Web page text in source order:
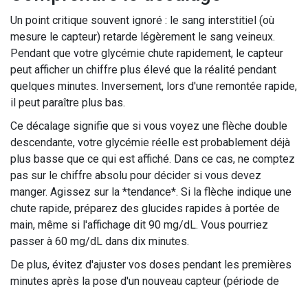
Un point critique souvent ignoré : le sang interstitiel (où
mesure le capteur) retarde légèrement le sang veineux.
Pendant que votre glycémie chute rapidement, le capteur
peut afficher un chiffre plus élevé que la réalité pendant
quelques minutes. Inversement, lors d'une remontée rapide,
il peut paraître plus bas.
Ce décalage signifie que si vous voyez une flèche double
descendante, votre glycémie réelle est probablement déjà
plus basse que ce qui est affiché. Dans ce cas, ne comptez
pas sur le chiffre absolu pour décider si vous devez
manger. Agissez sur la *tendance*. Si la flèche indique une
chute rapide, préparez des glucides rapides à portée de
main, même si l'affichage dit 90 mg/dL. Vous pourriez
passer à 60 mg/dL dans dix minutes.
De plus, évitez d'ajuster vos doses pendant les premières
minutes après la pose d'un nouveau capteur (période de